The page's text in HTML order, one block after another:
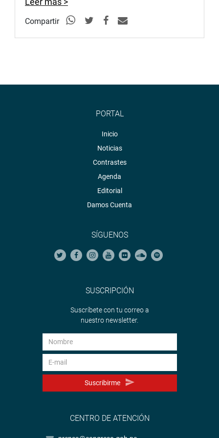
Compartir
PORTAL
Inicio
Noticias
Contrastes
Agenda
Editorial
Damos Cuenta
SÍGUENOS
SUSCRIPCIÓN
Suscríbete con tu correo a
nuestro newsletter.
Suscribirme
CENTRO DE ATENCIÓN